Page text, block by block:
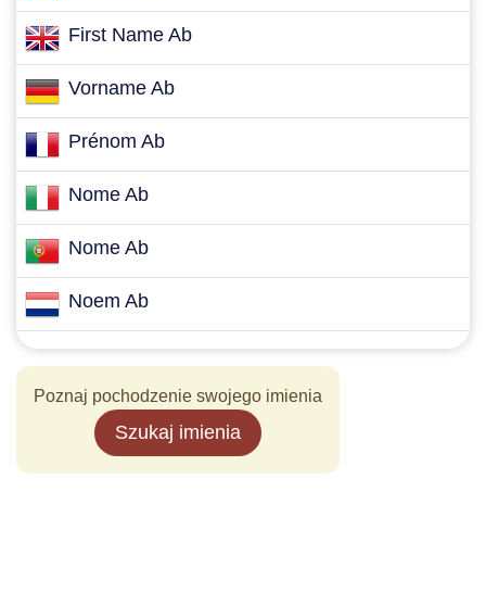
First Name Ab
Vorname Ab
Prénom Ab
Nome Ab
Nome Ab
Noem Ab
Poznaj pochodzenie swojego imienia
Szukaj imienia